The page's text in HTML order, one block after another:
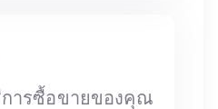
การซื้อขายของคุณ